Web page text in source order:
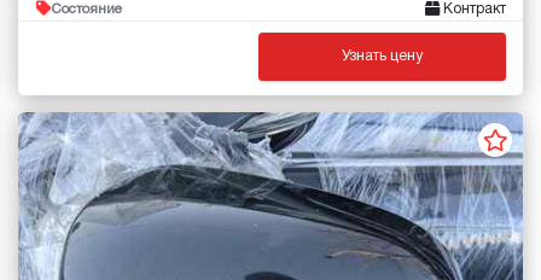
Состояние Контракт
Узнать цену